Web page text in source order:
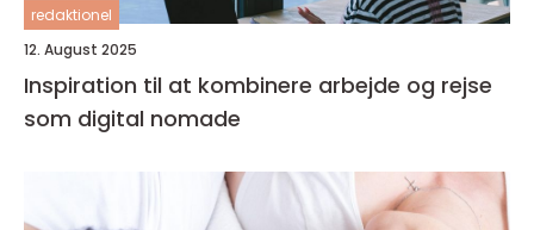
redaktionel
12. August 2025
Inspiration til at kombinere arbejde og rejse
som digital nomade